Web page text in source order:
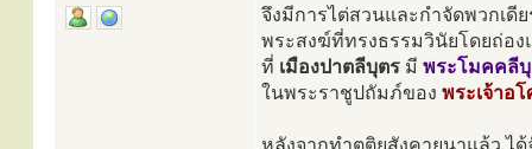
จึงมีการไต่สวนและกำจัดพวกเดี
พระสงฆ์ที่ทรงธรรมวินัยโดยถ่อ
ที่ เมืองปาตลีบุตร มี พระโมคคลีบุ
ในพระราชูปถัมภ์ของ พระเจ้าอ
หลังจากทำตติยสังคายนาแล้ว ได้